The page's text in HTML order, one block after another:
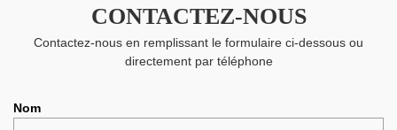
CONTACTEZ-NOUS
Contactez-nous en remplissant le formulaire ci-dessous ou
directement par téléphone
Nom